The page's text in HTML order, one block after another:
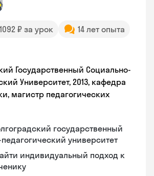
₽ за урок
14 лет опыта
Государственный Социально-
Университет, 2013, кафедра
магистр педагогических
государственный
университет
индивидуальный подход к